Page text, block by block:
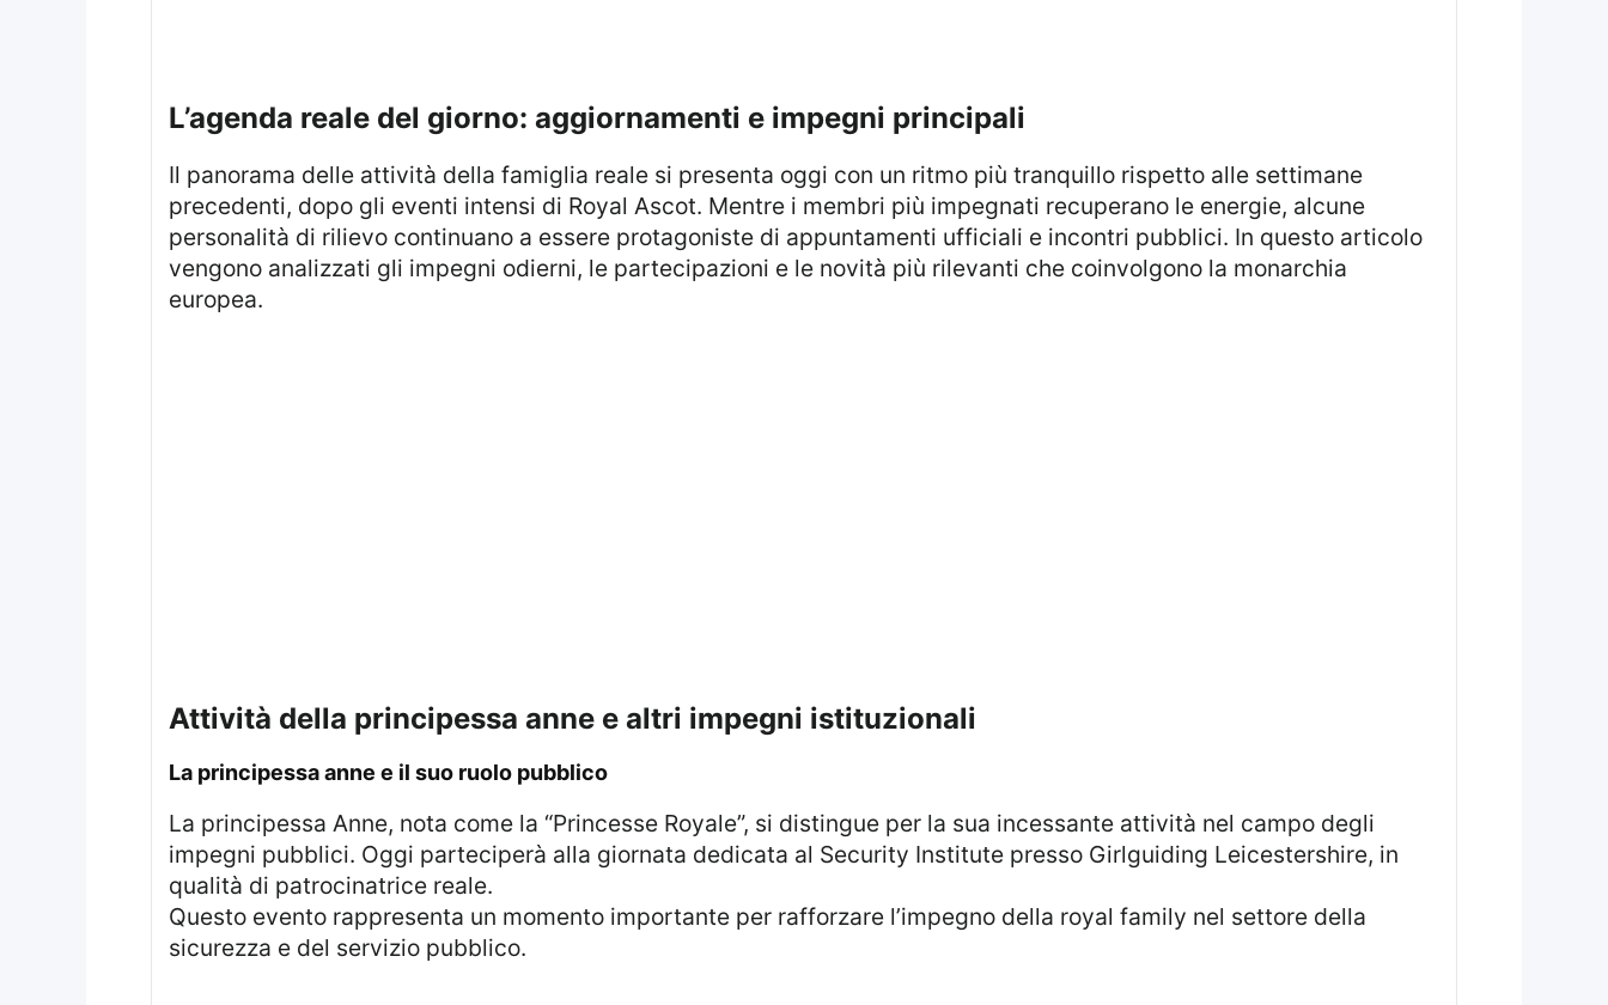
l’agenda reale del giorno: aggiornamenti e impegni principali
Il panorama delle attività della famiglia reale si presenta oggi con un ritmo più tranquillo rispetto alle settimane
precedenti, dopo gli eventi intensi di Royal Ascot. Mentre i membri più impegnati recuperano le energie, alcune
personalità di rilievo continuano a essere protagoniste di appuntamenti ufficiali e incontri pubblici. In questo articolo
vengono analizzati gli impegni odierni, le partecipazioni e le novità più rilevanti che coinvolgono la monarchia
europea.
attività della principessa anne e altri impegni istituzionali
la principessa anne e il suo ruolo pubblico
La principessa Anne, nota come la “Princesse Royale”, si distingue per la sua incessante attività nel campo degli
impegni pubblici. Oggi parteciperà alla giornata dedicata al Security Institute presso Girlguiding Leicestershire, in
qualità di patrocinatrice reale.
Questo evento rappresenta un momento importante per rafforzare l’impegno della royal family nel settore della
sicurezza e del servizio pubblico.